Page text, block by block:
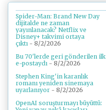
Spider-Man: Brand New Day
dijitalde ne zaman
yayınlanacak? Netflix ve
Disney+ takvimi ortaya
çıktı - 8/2/2026
Bu 70'lerde geri gönderilen ilk
e-postaydı - 8/2/2026
Stephen King'in karanlık
romanı yeniden sinemaya
uyarlanıyor - 8/2/2026
OpenAI soruşturmayı büyüttü: